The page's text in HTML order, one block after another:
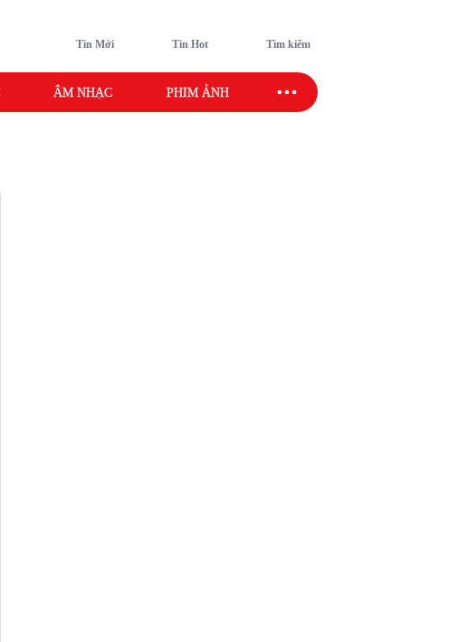
Tin Mới Tin Hot Tìm kiếm
ÂM NHẠC PHIM ẢNH SAO SPORT